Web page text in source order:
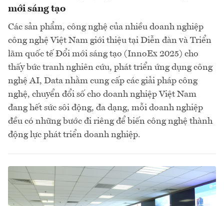
mới sáng tạo
Các sản phẩm, công nghệ của nhiều doanh nghiệp
công nghệ Việt Nam giới thiệu tại Diễn đàn và Triển
lãm quốc tế Đổi mới sáng tạo (InnoEx 2025) cho
thấy bức tranh nghiên cứu, phát triển ứng dụng công
nghệ AI, Data nhằm cung cấp các giải pháp công
nghệ, chuyển đổi số cho doanh nghiệp Việt Nam
đang hết sức sôi động, đa dạng, mỗi doanh nghiệp
đều có những bước đi riêng để biến công nghệ thành
động lực phát triển doanh nghiệp.